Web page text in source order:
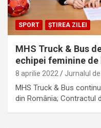
SPORT ȘTIREA ZILEI
MHS Truck & Bus
echipei feminine de
8 aprilie 2022 Jurnalul
MHS Truck & Bus
din România; Contractul